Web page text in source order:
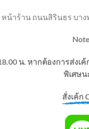
น้าร้าน ถนนสิรินธร บาง
น. หากต้องการส่ง
พิเศษน
สั่งเค้ก